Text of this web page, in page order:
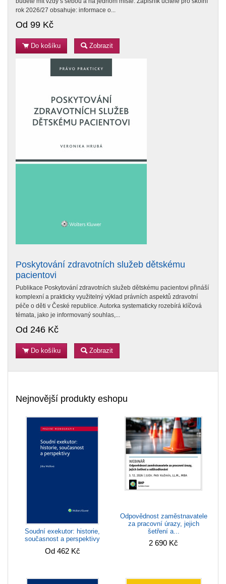
rok 2026/27 obsahuje: informace o...
Od 99 Kč
Do košíku Zobrazit
Poskytování zdravotních služeb dětskému
pacientovi
Publikace Poskytování zdravotních služeb dětskému pacientovi přináší
komplexní a prakticky využitelný výklad právních aspektů zdravotní
péče o děti v České republice. Autorka systematicky rozebírá klíčová
témata, jako je informovaný souhlas,...
Od 246 Kč
Do košíku Zobrazit
Nejnovější produkty eshopu
Soudní exekutor: historie,
současnost a perspektivy
Od 462 Kč
Odpovědnost zaměstnavatele
za pracovní úrazy, jejich
šetření a...
2 690 Kč